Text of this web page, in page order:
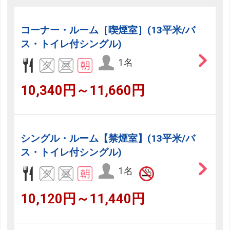
コーナー・ルーム［喫煙室］(13平米/バ
ス・トイレ付シングル)
1名
10,340円～11,660円
シングル・ルーム【禁煙室】(13平米/バ
ス・トイレ付シングル)
1名
10,120円～11,440円